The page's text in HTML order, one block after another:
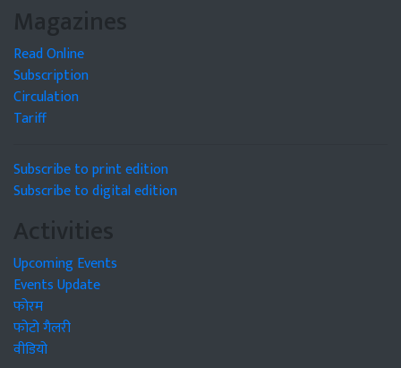
Magazines
Read Online
Subscription
Circulation
Tariff
Subscribe to print edition
Subscribe to digital edition
Activities
Upcoming Events
Events Update
फोरम
फोटो गैलरी
वीडियो